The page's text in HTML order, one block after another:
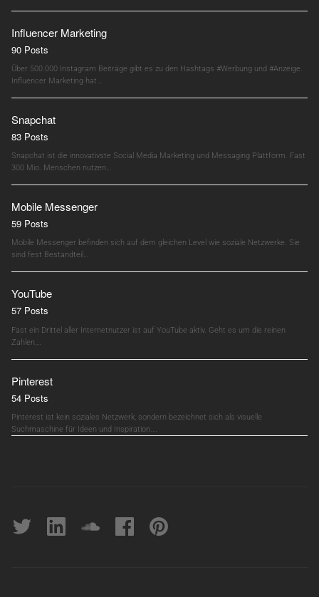
Influencer Marketing
90 Posts
Über 500.000 Instagram Beiträge gibt es zu den Hashtags #Werbung und #Anzeige.
Influencer Marketing hat…
Snapchat
83 Posts
Snapchat ist die innovativste Social Media Marketing und Messaging Plattform. Fast
300 Mio. Menschen nutzen…
Mobile Messenger
59 Posts
Mobile Messenger befinden sich auf dem gleichen Level wie soziale Netzwerke. Sie
sind fest Bestandteil…
YouTube
57 Posts
Fast ein Drittel aller Internetnutzer ist auf YouTube aktiv. Geht es um die reinen
Zahlen,…
Pinterest
54 Posts
Pinterest ist kein soziales Netzwerk, sondern bezeichnet sich als visuelle
Suchmaschine für Ideen und Inspiration.…
Twitter linkedin soundcloudFacebookpinterest